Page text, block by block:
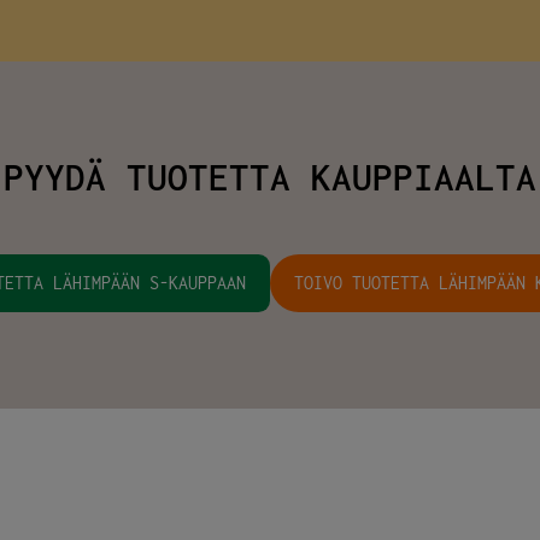
PYYDÄ TUOTETTA KAUPPIAALTA
LÄHIMPÄÄN S-KAUPPAAN TOIVO TUOTETTA LÄHIMPÄÄN